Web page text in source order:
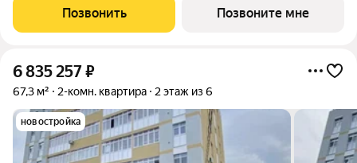
ипoтечным прогрaммaм. Прямая продажа от застройщика ГК
«Новая». Преимущества:
Позвонить Позвоните мне
6 835 257₽
67,3 м² 2-комн. квартира 2 этаж из 6
новостройка